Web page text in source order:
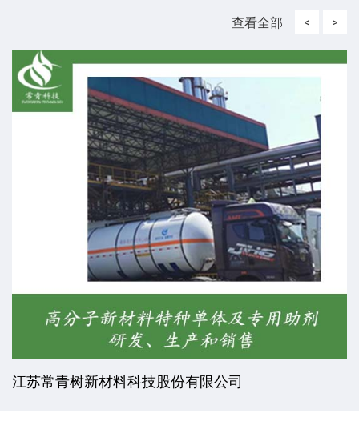
查看全部 <
江苏常青树新材料科技股份有限公司
>